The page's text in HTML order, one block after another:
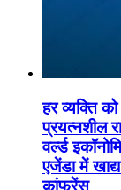
हर व्यक्ति
प्रयत्नशील
वर्ल्ड
एजेंडा में
कांफ्रेंस